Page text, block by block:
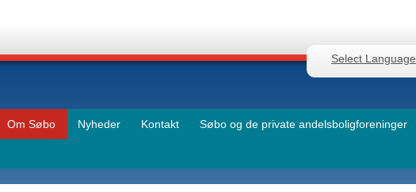
Select Language
Om Søbo Nyheder Kontakt Søbo og de private andelsboligforeninger